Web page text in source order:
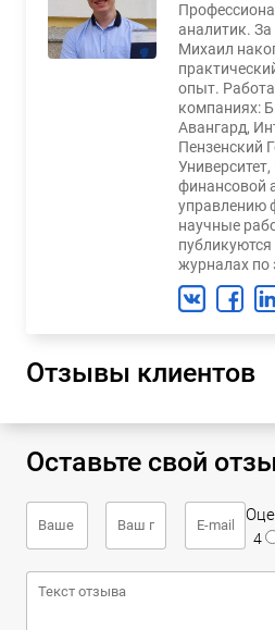
аналитик. За
Михаил
опыт.
компаниях:
Авангард,
Пензенский
финансовой
управлению
научные
журналах по
Отзывы клиентов
Оставьте свой
4